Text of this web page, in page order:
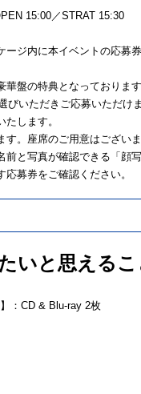
15:00／STRAT 15:30
ジ内に本イベントの応募
盤の特典となっておりま
いただきご応募いただけま
します。
。座席のご用意はござい
と写真が確認できる「顔
募券をご確認ください。
いと思えるこ
：CD & Blu-ray 2枚